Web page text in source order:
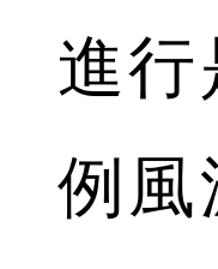
進行
例風